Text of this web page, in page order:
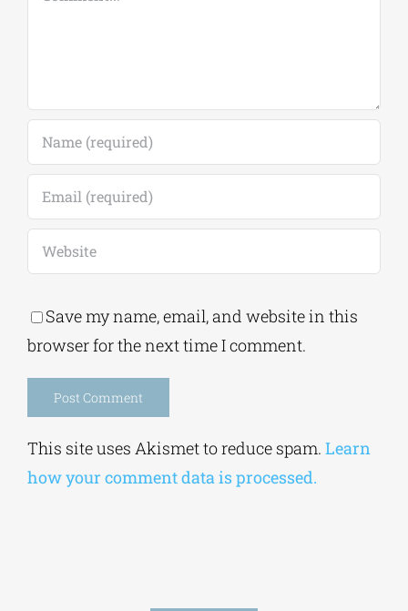
Save my name, email, and website in this
browser for the next time I comment.
This site uses Akismet to reduce spam. Learn
how your comment data is processed.